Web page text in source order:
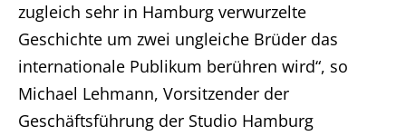
zugleich sehr in Hamburg verwurzelte
Geschichte um zwei ungleiche Brüder das
internationale Publikum berühren wird“, so
Michael Lehmann, Vorsitzender der
Geschäftsführung der Studio Hamburg